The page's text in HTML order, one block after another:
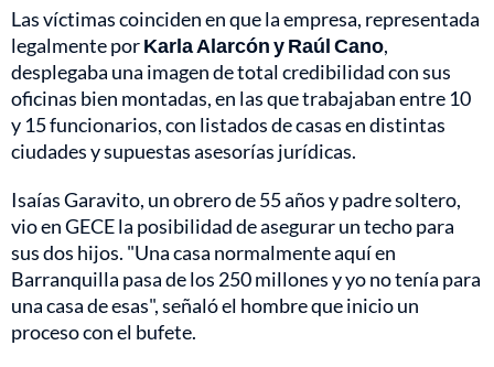
Las víctimas coinciden en que la empresa, representada
legalmente porKarla Alarcón y Raúl Cano,
desplegaba una imagen de total credibilidad con sus
oficinas bien montadas, en las que trabajaban entre 10
y 15 funcionarios, con listados de casas en distintas
ciudades y supuestas asesorías jurídicas.
Isaías Garavito, un obrero de 55 años y padre soltero,
vio en GECE la posibilidad de asegurar un techo para
sus dos hijos. "Una casa normalmente aquí en
Barranquilla pasa de los 250 millones y yo no tenía para
una casa de esas", señaló el hombre que inicio un
proceso con el bufete.